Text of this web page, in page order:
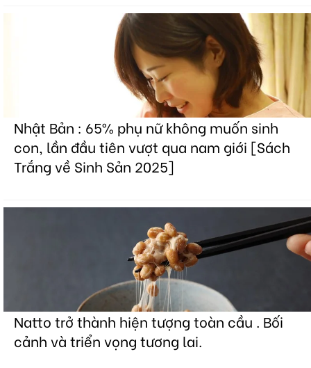
Nhật Bản : 65% phụ nữ không muốn sinh
con, lần đầu tiên vượt qua nam giới [Sách
Trắng về Sinh Sản 2025]
Natto trở thành hiện tượng toàn cầu . Bối
cảnh và triển vọng tương lai.